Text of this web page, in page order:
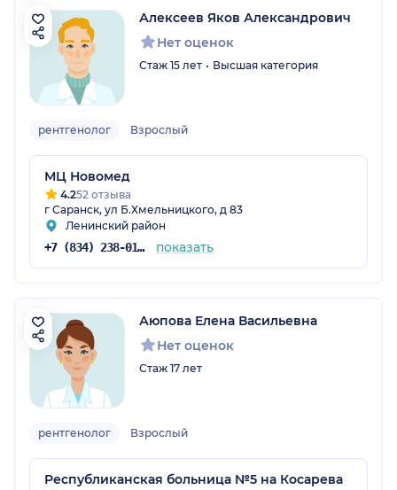
Алексеев Яков Александрович
Нет оценок
Стаж 15 лет Высшая категория
рентгенолог Взрослый
МЦ Новомед
4.252 отзыва
г Саранск, ул Б.Хмельницкого, д 83
Ленинский район
+7 (834) 238-01-01 показать
Аюпова Елена Васильевна
Нет оценок
Стаж 17 лет
рентгенолог Взрослый
Республиканская больница №5 на Косарева